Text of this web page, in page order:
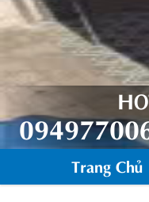
Trang Chủ